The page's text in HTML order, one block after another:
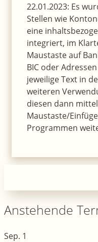
22.01.2023: Es
Stellen wie
eine
integriert, im
Maustaste auf
BIC oder
jeweilige Text in
weiteren
diesen dann
Maustaste/
Programmen
Anstehende
Sep. 1